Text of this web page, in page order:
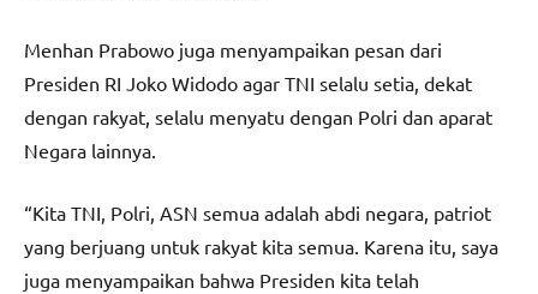
Menhan Prabowo juga menyampaikan pesan dari
Presiden RI Joko Widodo agar TNI selalu setia, dekat
dengan rakyat, selalu menyatu dengan Polri dan aparat
Negara lainnya.
“Kita TNI, Polri, ASN semua adalah abdi negara, patriot
yang berjuang untuk rakyat kita semua. Karena itu, saya
juga menyampaikan bahwa Presiden kita telah